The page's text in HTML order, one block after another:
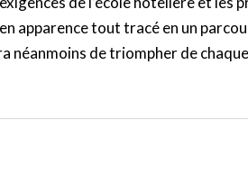
apparence tout tracé en un
néanmoins de triompher de